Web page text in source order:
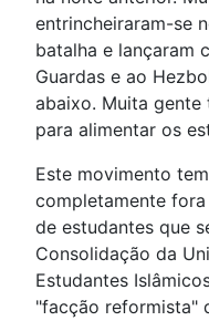
entrincheiraram-se
batalha e lançaram
Guardas e ao
abaixo. Muita gente
para alimentar os
Este movimento
completamente
de estudantes que
Consolidação da
Estudantes
"facção reformista"